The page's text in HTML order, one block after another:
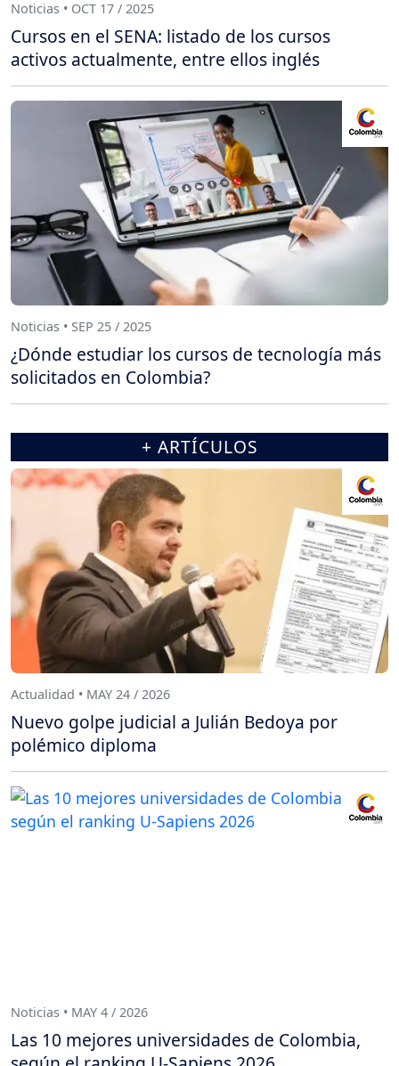
Noticias • OCT 17 / 2025
Cursos en el SENA: listado de los cursos
activos actualmente, entre ellos inglés
Noticias • SEP 25 / 2025
¿Dónde estudiar los cursos de tecnología más
solicitados en Colombia?
+ ARTÍCULOS
Actualidad • MAY 24 / 2026
Nuevo golpe judicial a Julián Bedoya por
polémico diploma
Noticias • MAY 4 / 2026
Las 10 mejores universidades de Colombia,